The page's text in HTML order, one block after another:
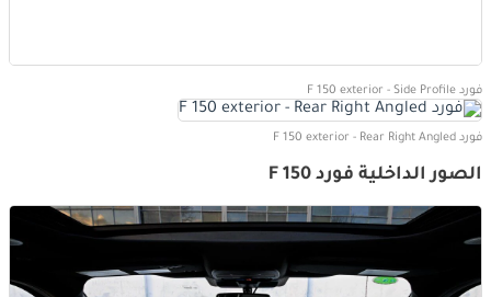
فورد F 150 exterior - Side Profile
فورد F 150 exterior - Rear Right Angled
الصور الداخلية فورد F 150